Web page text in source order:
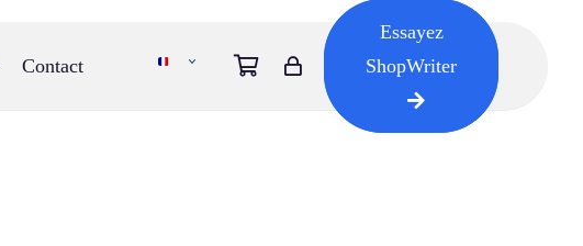
Contact
Essayez
ShopWriter